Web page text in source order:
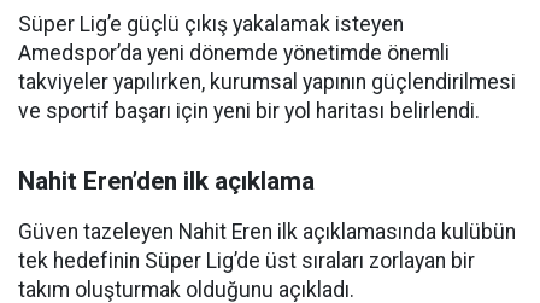
Süper Lig’e güçlü çıkış yakalamak isteyen
Amedspor’da yeni dönemde yönetimde önemli
takviyeler yapılırken, kurumsal yapının güçlendirilmesi
ve sportif başarı için yeni bir yol haritası belirlendi.
Nahit Eren’den ilk açıklama
Güven tazeleyen Nahit Eren ilk açıklamasında kulübün
tek hedefinin Süper Lig’de üst sıraları zorlayan bir
takım oluşturmak olduğunu açıkladı.